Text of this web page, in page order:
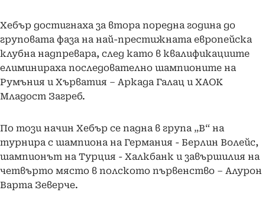
Хебър достигнаха за втора поредна година до
груповата фаза на най-престижната европейска
клубна надпревара, след като в квалификациите
елиминираха последователно шампионите на
Румъния и Хърватия – Аркада Галац и ХАОК
Младост Загреб.
По този начин Хебър се падна в група „B“ на
турнира с шампиона на Германия - Берлин Волейс,
шампионът на Турция - Халкбанк и завършилия на
четвърто място в полското първенство – Алурон
Варта Зеверче.